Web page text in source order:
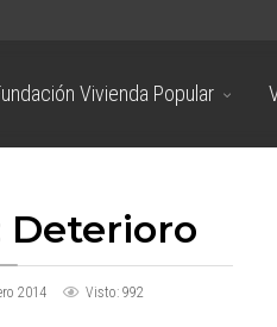
Vivienda Popular
Deterioro
2014 Visto: 992